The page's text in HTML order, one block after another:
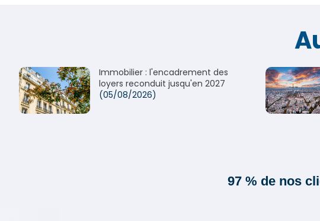
Immobilier : l'encadrement des
loyers reconduit jusqu'en 2027
(05/08/2026)